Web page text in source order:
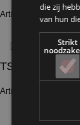
Artikelnummer: 25319
TSRV4
Artikelnummer: 25312
die zij
van hun
Strikt